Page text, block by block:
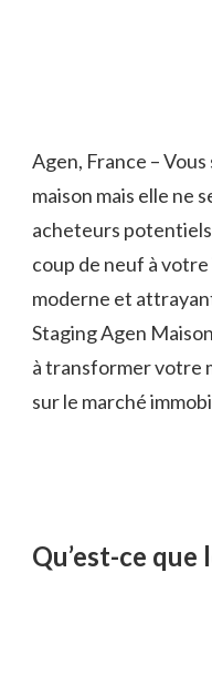
Agen, France –
maison mais elle ne
acheteurs potentiels
coup de neuf à
moderne et
Staging Agen
à transformer votre
sur le marché
Qu’est-ce que